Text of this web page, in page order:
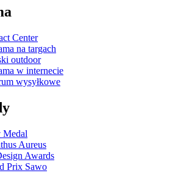
Center
na targach
outdoor
w internecie
wysyłkowe
Medal
Aureus
Awards
Prix Sawo